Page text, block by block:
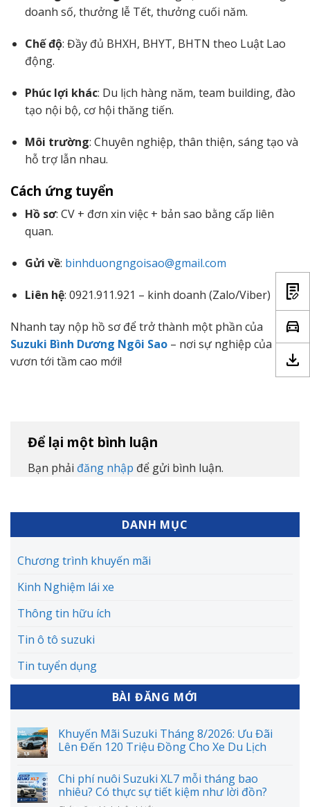
doanh số, thưởng lễ Tết, thưởng cuối năm.
Chế độ: Đầy đủ BHXH, BHYT, BHTN theo Luật Lao
động.
Phúc lợi khác: Du lịch hàng năm, team building, đào
tạo nội bộ, cơ hội thăng tiến.
Môi trường: Chuyên nghiệp, thân thiện, sáng tạo và
hỗ trợ lẫn nhau.
Cách ứng tuyển
Hồ sơ: CV + đơn xin việc + bản sao bằng cấp liên
quan.
Gửi về: binhduongngoisao@gmail.com
Liên hệ: 0921.911.921 – kinh doanh (Zalo/Viber)
Nhanh tay nộp hồ sơ để trở thành một phần của
Suzuki Bình Dương Ngôi Sao – nơi sự nghiệp của bạn
vươn tới tầm cao mới!
Để lại một bình luận
Bạn phải đăng nhập để gửi bình luận.
DANH MỤC
Chương trình khuyến mãi
Kinh Nghiệm lái xe
Thông tin hữu ích
Tin ô tô suzuki
Tin tuyển dụng
BÀI ĐĂNG MỚI
Khuyến Mãi Suzuki Tháng 8/2026: Ưu Đãi
Lên Đến 120 Triệu Đồng Cho Xe Du Lịch
Chi phí nuôi Suzuki XL7 mỗi tháng bao
nhiêu? Có thực sự tiết kiệm như lời đồn?